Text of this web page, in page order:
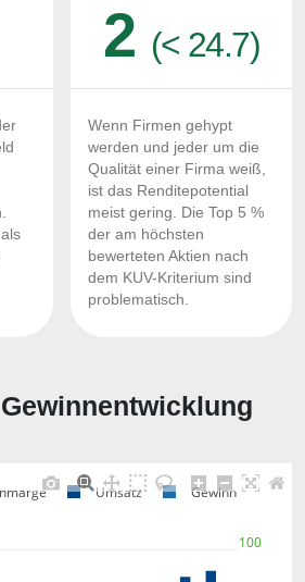
2 (< 24.7)
Wenn Firmen gehypt
werden und jeder um die
Qualität einer Firma weiß,
ist das Renditepotential
meist gering. Die Top 5 %
der am höchsten
bewerteten Aktien nach
dem KUV-Kriterium sind
problematisch.
100
Umsatz Gewinn